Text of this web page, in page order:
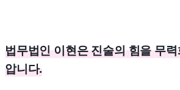
법무법인 이현은 진술의 힘을 무
압니다.